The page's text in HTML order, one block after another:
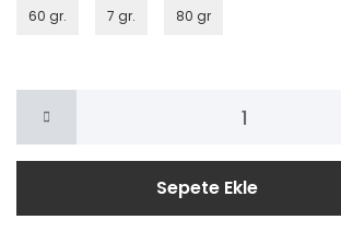
60 gr. 7 gr. 80 gr
Sepete Ekle